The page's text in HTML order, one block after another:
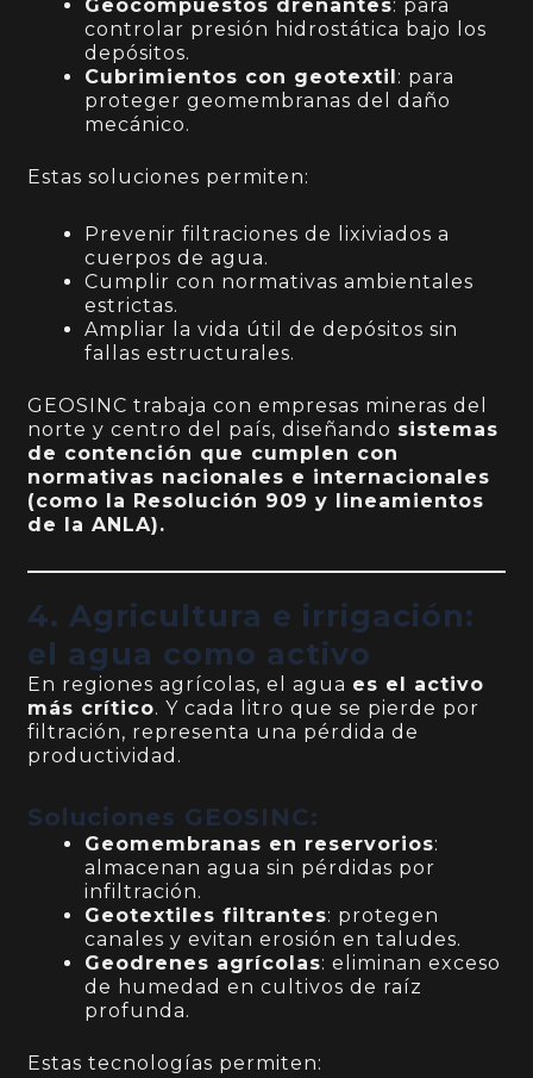
Geocompuestos drenantes: para
controlar presión hidrostática bajo los
depósitos.
Cubrimientos con geotextil: para
proteger geomembranas del daño
mecánico.
Estas soluciones permiten:
Prevenir filtraciones de lixiviados a
cuerpos de agua.
Cumplir con normativas ambientales
estrictas.
Ampliar la vida útil de depósitos sin
fallas estructurales.
GEOSINC trabaja con empresas mineras del
norte y centro del país, diseñando sistemas
de contención que cumplen con
normativas nacionales e internacionales
(como la Resolución 909 y lineamientos
de la ANLA).
4. Agricultura e irrigación:
el agua como activo
En regiones agrícolas, el agua es el activo
más crítico. Y cada litro que se pierde por
filtración, representa una pérdida de
productividad.
Soluciones GEOSINC:
Geomembranas en reservorios:
almacenan agua sin pérdidas por
infiltración.
Geotextiles filtrantes: protegen
canales y evitan erosión en taludes.
Geodrenes agrícolas: eliminan exceso
de humedad en cultivos de raíz
profunda.
Estas tecnologías permiten: